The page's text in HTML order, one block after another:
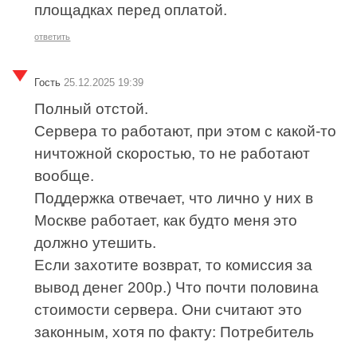
площадках перед оплатой.
ответить
Гость 25.12.2025 19:39
Полный отстой.
Сервера то работают, при этом с какой-то
ничтожной скоростью, то не работают
вообще.
Поддержка отвечает, что лично у них в
Москве работает, как будто меня это
должно утешить.
Если захотите возврат, то комиссия за
вывод денег 200р.) Что почти половина
стоимости сервера. Они считают это
законным, хотя по факту: Потребитель